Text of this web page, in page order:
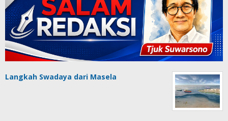
Langkah Swadaya dari Masela